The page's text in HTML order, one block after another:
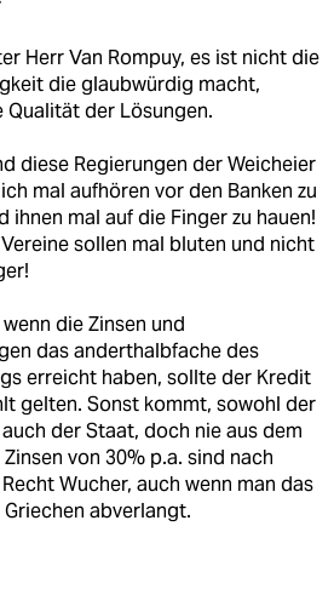
Herr Van Rompuy, es ist nicht die
die glaubwürdig macht,
Qualität der Lösungen.
diese Regierungen der Weicheier
mal aufhören vor den Banken zu
ihnen mal auf die Finger zu hauen!
sollen mal bluten und nicht
die Zinsen und
das anderthalbfache des
erreicht haben, sollte der Kredit
gelten. Sonst kommt, sowohl der
der Staat, doch nie aus dem
von 30% p.a. sind nach
Wucher, auch wenn man das
abverlangt.